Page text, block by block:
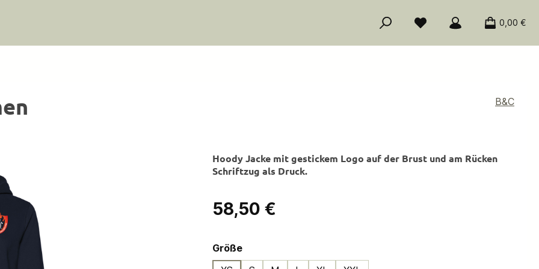
0,00 €
B&C
Hoody Jacke mit gestickem Logo auf der Brust und am Rücken
Schriftzug als Druck.
Regulärer Preis:
58,50 €
Größeauswählen